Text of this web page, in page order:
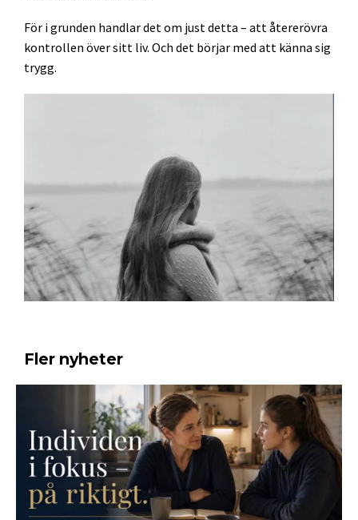
För i grunden handlar det om just detta – att återerövra
kontrollen över sitt liv. Och det börjar med att känna sig
trygg.
Fler nyheter